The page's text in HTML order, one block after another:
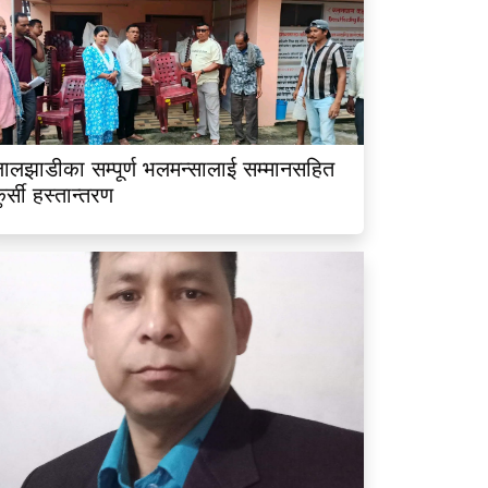
सम्पूर्ण भलमन्सालाई सम्मानसहित
हस्तान्तरण